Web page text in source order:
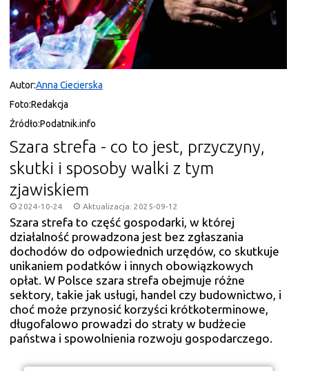
Autor:Anna Ciecierska
Foto:Redakcja
Źródło:Podatnik.info
Szara strefa - co to jest, przyczyny,
skutki i sposoby walki z tym
zjawiskiem
2024-10-24 Aktualizacja: 2025-09-12
Szara strefa to część gospodarki, w której
działalność prowadzona jest bez zgłaszania
dochodów do odpowiednich urzędów, co skutkuje
unikaniem podatków i innych obowiązkowych
opłat. W Polsce szara strefa obejmuje różne
sektory, takie jak usługi, handel czy budownictwo, i
choć może przynosić korzyści krótkoterminowe,
długofalowo prowadzi do straty w budżecie
państwa i spowolnienia rozwoju gospodarczego.